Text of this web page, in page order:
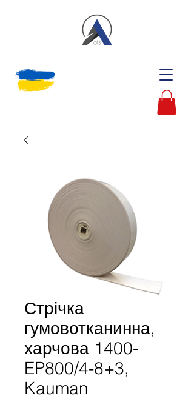
Стрічка
гумовотканинна,
харчова 1400-
EP800/4-8+3,
Kauman